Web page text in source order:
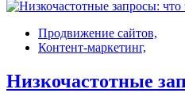
Продвижение сайтов,
Контент-маркетинг,
Низкочастотные